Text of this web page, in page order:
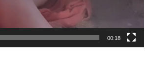
00:18